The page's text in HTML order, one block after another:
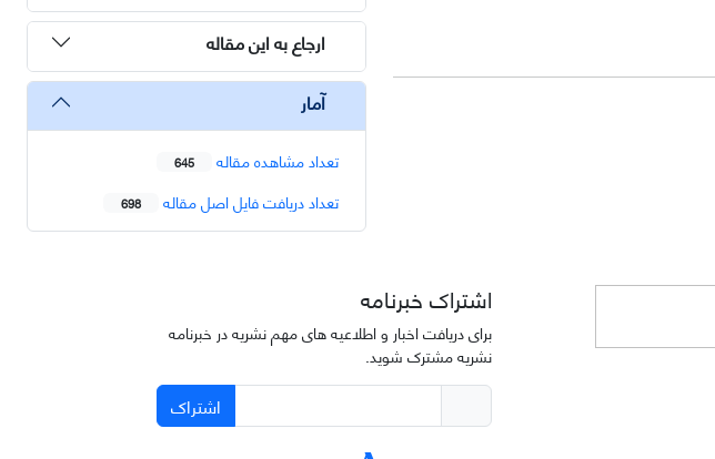
ارجاع به این مقاله
آمار
تعداد مشاهده مقاله 645
تعداد دریافت فایل اصل مقاله 698
اشتراک خبرنامه
برای دریافت اخبار و اطلاعیه های مهم نشریه در خبرنامه
نشریه مشترک شوید.
اشتراک